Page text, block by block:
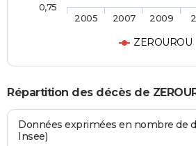
ZEROUROU
2005 2007 2009
0,75
Répartition des décès de
Données exprimées en nombre de
Insee)